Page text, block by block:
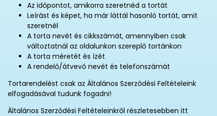
Az időpontot, amikorra szeretnéd a tortát
Leírást és képet, ha már láttál hasonló tortát, amit
szeretnél
A torta nevét és cikkszámát, amennyiben csak
változtatnál az oldalunkon szereplő tortánkon
A torta méretét és ízét
A rendelő/átvevő nevét és telefonszámát
Tortarendelést csak az Általános Szerződési Feltételeink
elfogadásával tudunk fogadni!
Általános Szerződési Feltételeinkről részletesebben itt